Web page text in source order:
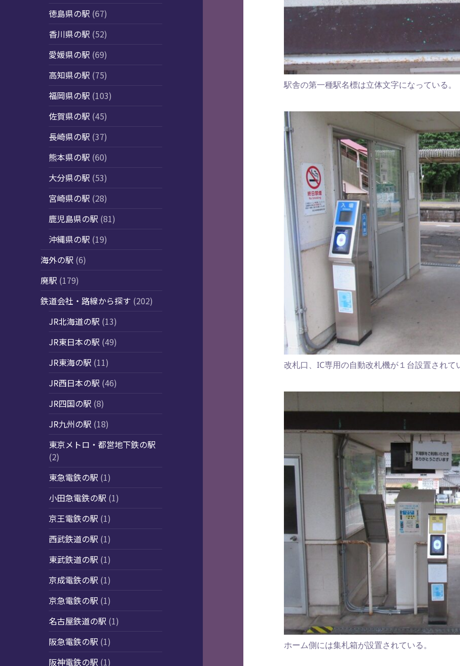
徳島県の駅 (67)
香川県の駅 (52)
愛媛県の駅 (69)
高知県の駅 (75)
福岡県の駅 (103)
佐賀県の駅 (45)
長崎県の駅 (37)
熊本県の駅 (60)
大分県の駅 (53)
宮崎県の駅 (28)
鹿児島県の駅 (81)
沖縄県の駅 (19)
海外の駅 (6)
廃駅 (179)
鉄道会社・路線から探す (202)
JR北海道の駅 (13)
JR東日本の駅 (49)
JR東海の駅 (11)
JR西日本の駅 (46)
JR四国の駅 (8)
JR九州の駅 (18)
東京メトロ・都営地下鉄の駅
(2)
東急電鉄の駅 (1)
小田急電鉄の駅 (1)
京王電鉄の駅 (1)
西武鉄道の駅 (1)
東武鉄道の駅 (1)
京成電鉄の駅 (1)
京急電鉄の駅 (1)
名古屋鉄道の駅 (1)
阪急電鉄の駅 (1)
阪神電鉄の駅 (1)
駅舎の第一種駅名標は立体文字になっている。
改札口、IC専用の自動改札機が１台設置されて
ホーム側には集札箱が設置されている。